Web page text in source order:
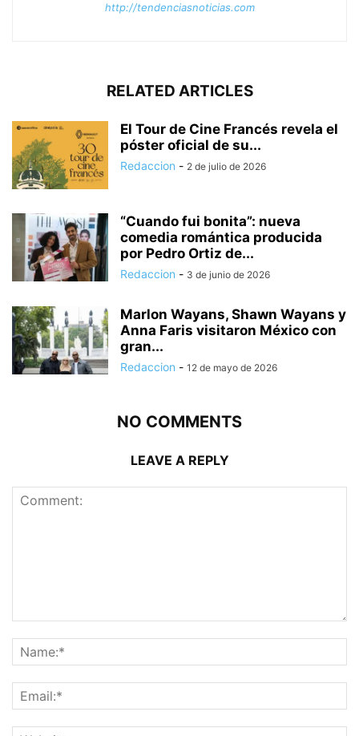
http://tendenciasnoticias.com
RELATED ARTICLES
El Tour de Cine Francés revela el
póster oficial de su...
Redaccion - 2 de julio de 2026
“Cuando fui bonita”: nueva
comedia romántica producida
por Pedro Ortiz de...
Redaccion - 3 de junio de 2026
Marlon Wayans, Shawn Wayans y
Anna Faris visitaron México con
gran...
Redaccion - 12 de mayo de 2026
NO COMMENTS
LEAVE A REPLY